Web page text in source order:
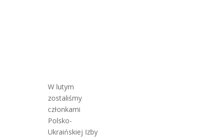
W lutym
zostaliśmy
członkami
Polsko-
Ukraińskiej Izby